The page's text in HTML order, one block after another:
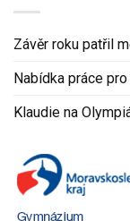
Závěr roku patřil
Nabídka práce
Klaudie na